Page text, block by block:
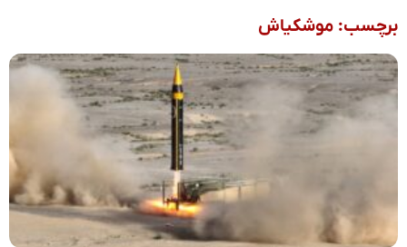
برچسب: موشکیاش